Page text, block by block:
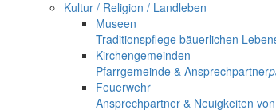
Kultur / Religion / Landleben
Museen
Traditionspflege bäuerlichen
Kirchengemeinden
Pfarrgemeinde & Ansprechpartner
Feuerwehr
Ansprechpartner & Neuigkeiten